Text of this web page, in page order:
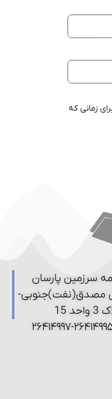
زمانی که
سرزمین پارسان
مصدق(نفت)جنوبی-
15